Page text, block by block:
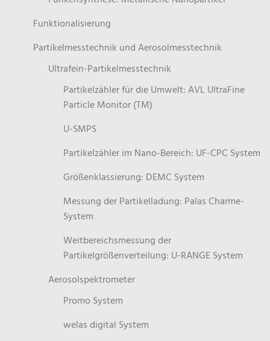
Funktionalisierung
Partikelmesstechnik und Aerosolmesstechnik
Ultrafein-Partikelmesstechnik
Partikelzähler für die Umwelt: AVL UltraFine
Particle Monitor (TM)
U-SMPS
Partikelzähler im Nano-Bereich: UF-CPC System
Größenklassierung: DEMC System
Messung der Partikelladung: Palas Charme-
System
Weitbereichsmessung der
Partikelgrößenverteilung: U-RANGE System
Aerosolspektrometer
Promo System
welas digital System